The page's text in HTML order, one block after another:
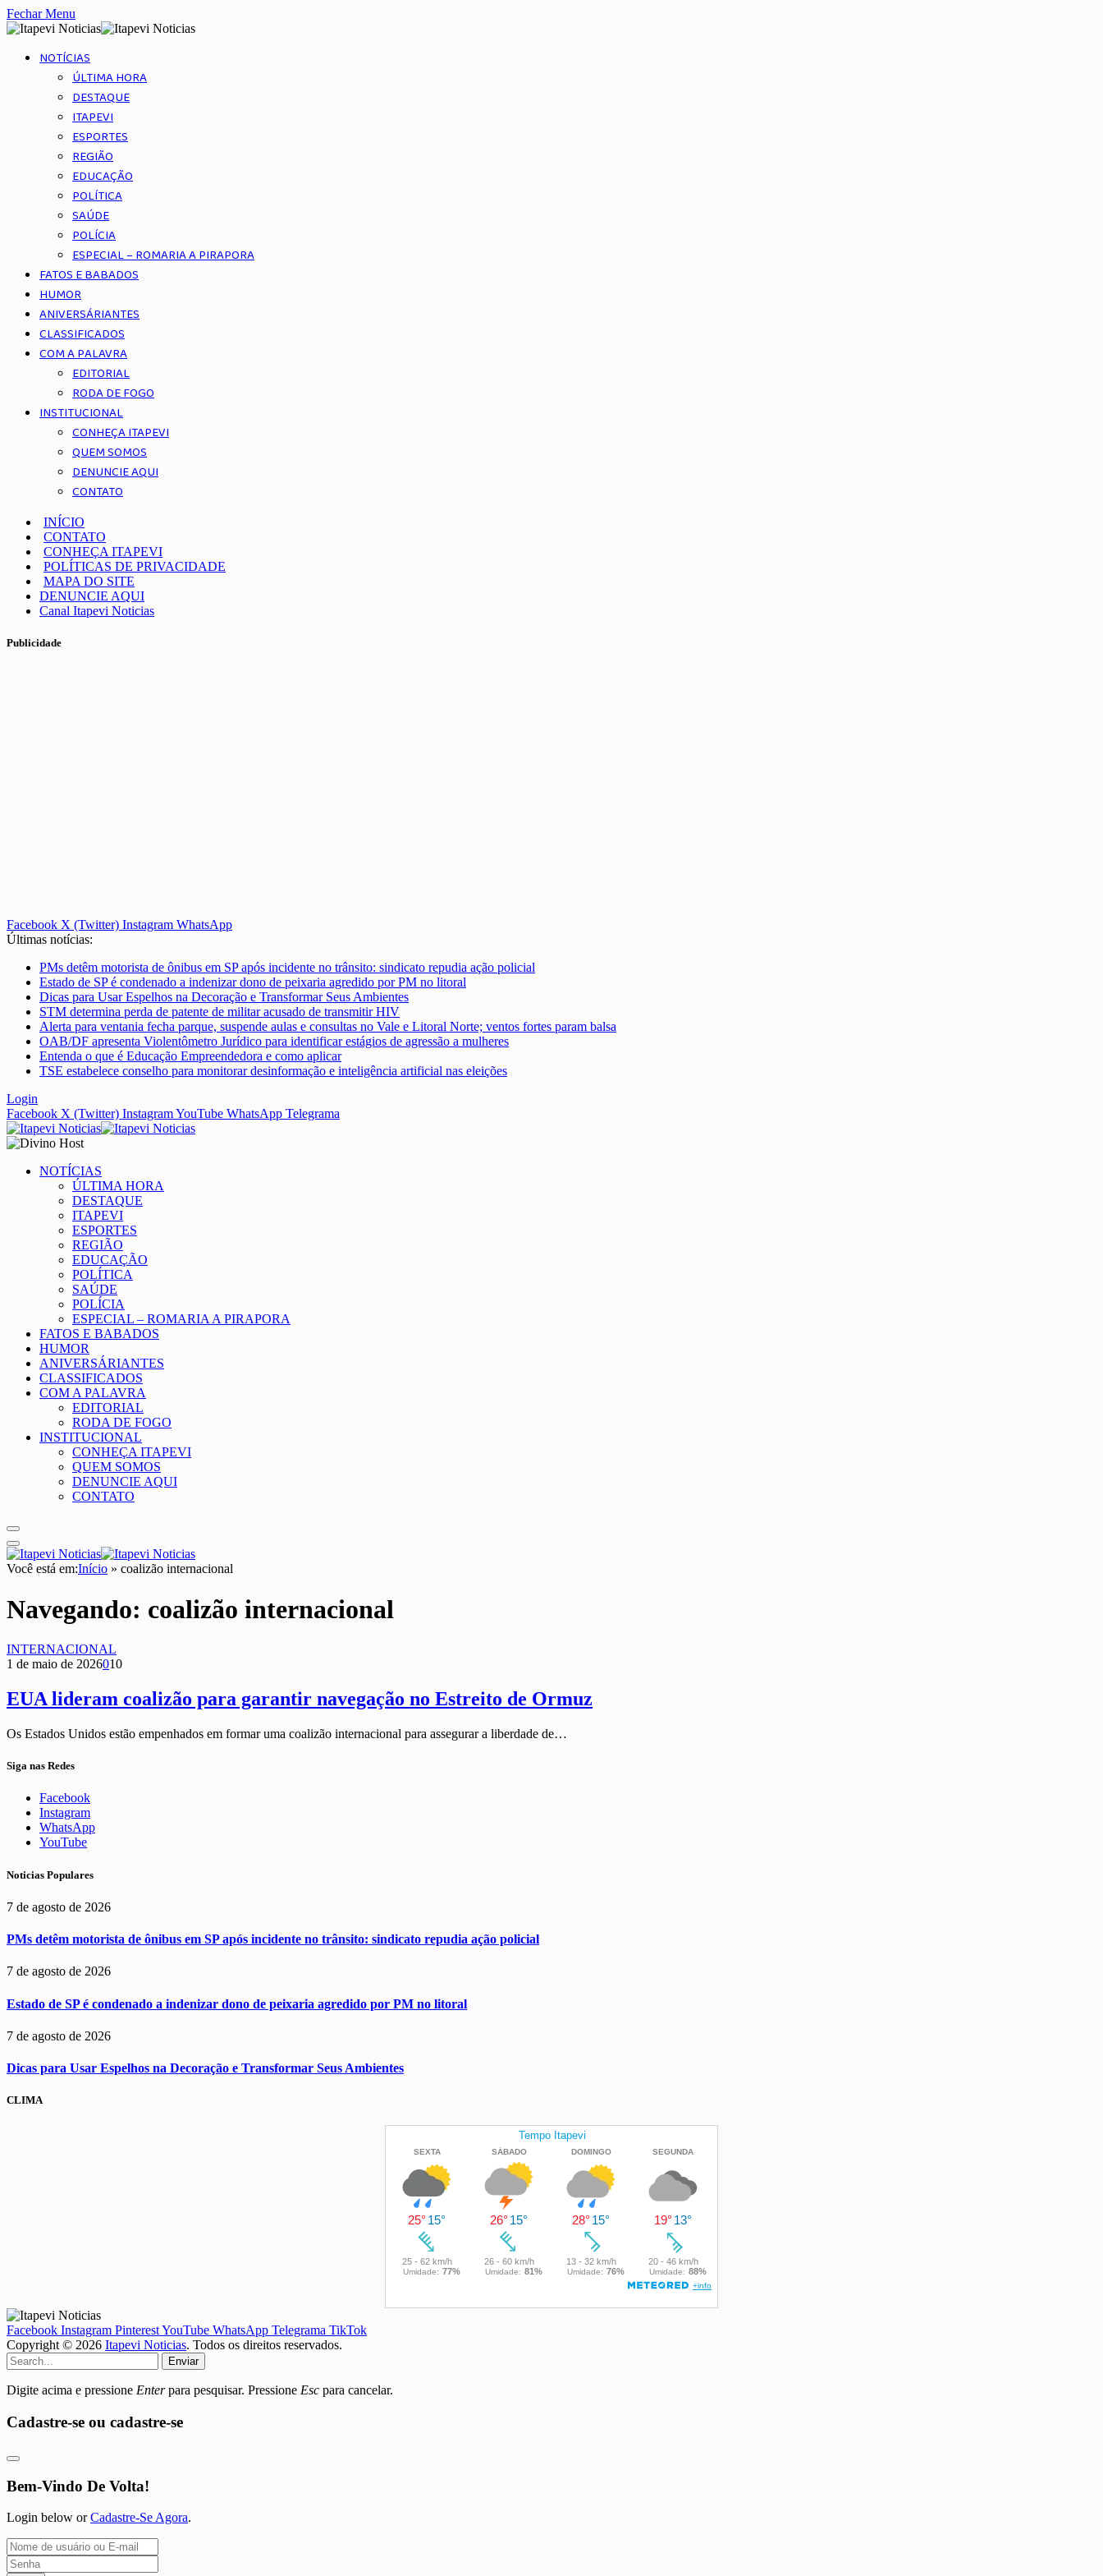
Fechar Menu
NOTÍCIAS
ÚLTIMA HORA
DESTAQUE
ITAPEVI
ESPORTES
REGIÃO
EDUCAÇÃO
POLÍTICA
SAÚDE
POLÍCIA
ESPECIAL – ROMARIA A PIRAPORA
FATOS E BABADOS
HUMOR
ANIVERSÁRIANTES
CLASSIFICADOS
COM A PALAVRA
EDITORIAL
RODA DE FOGO
INSTITUCIONAL
CONHEÇA ITAPEVI
QUEM SOMOS
DENUNCIE AQUI
CONTATO
INÍCIO
CONTATO
CONHEÇA ITAPEVI
POLÍTICAS DE PRIVACIDADE
MAPA DO SITE
DENUNCIE AQUI
Canal Itapevi Noticias
Publicidade
Facebook X (Twitter) Instagram WhatsApp
Últimas notícias:
PMs detêm motorista de ônibus em SP após incidente no trânsito: sindicato repudia ação policial
Estado de SP é condenado a indenizar dono de peixaria agredido por PM no litoral
Dicas para Usar Espelhos na Decoração e Transformar Seus Ambientes
STM determina perda de patente de militar acusado de transmitir HIV
Alerta para ventania fecha parque, suspende aulas e consultas no Vale e Litoral Norte; ventos fortes param balsa
OAB/DF apresenta Violentômetro Jurídico para identificar estágios de agressão a mulheres
Entenda o que é Educação Empreendedora e como aplicar
TSE estabelece conselho para monitorar desinformação e inteligência artificial nas eleições
Login
Facebook X (Twitter) InstagramYouTube WhatsApp Telegrama
NOTÍCIAS
ÚLTIMA HORA
DESTAQUE
ITAPEVI
ESPORTES
REGIÃO
EDUCAÇÃO
POLÍTICA
SAÚDE
POLÍCIA
ESPECIAL – ROMARIA A PIRAPORA
FATOS E BABADOS
HUMOR
ANIVERSÁRIANTES
CLASSIFICADOS
COM A PALAVRA
EDITORIAL
RODA DE FOGO
INSTITUCIONAL
CONHEÇA ITAPEVI
QUEM SOMOS
DENUNCIE AQUI
CONTATO
Você está em:Início » coalizão internacional
Navegando: coalizão internacional
INTERNACIONAL
1 de maio de 2026010
EUA lideram coalizão para garantir navegação no Estreito de Ormuz
Os Estados Unidos estão empenhados em formar uma coalizão internacional para assegurar a liberdade de…
Siga nas Redes
Facebook
Instagram
WhatsApp
YouTube
Noticias Populares
7 de agosto de 2026
PMs detêm motorista de ônibus em SP após incidente no trânsito: sindicato repudia ação policial
7 de agosto de 2026
Estado de SP é condenado a indenizar dono de peixaria agredido por PM no litoral
7 de agosto de 2026
Dicas para Usar Espelhos na Decoração e Transformar Seus Ambientes
CLIMA
Facebook Instagram PinterestYouTube WhatsApp Telegrama TikTok
Copyright © 2026 Itapevi Noticias. Todos os direitos reservados.
Enviar
Digite acima e pressione Enterpara pesquisar. Pressione Esc para cancelar.
Cadastre-se ou cadastre-se
Bem-Vindo De Volta!
Login below orCadastre-Se Agora.